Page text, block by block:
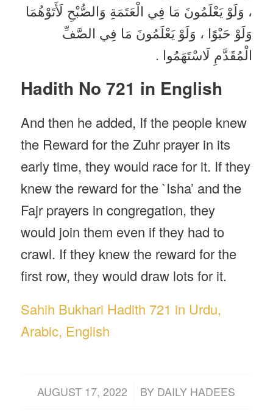
، وَلَوْ يَعْلَمُونَ مَا فِي الْعَتَمَةِ وَالصُّبْحِ لَأَتَوْهُمَا
وَلَوْ حَبْوًا ، وَلَوْ يَعْلَمُونَ مَا فِي الصَّفِّ
الْمُقَدَّمِ لَاسْتَهَمُوا .
Hadith No 721 in English
And then he added, If the people knew
the Reward for the Zuhr prayer in its
early time, they would race for it. If they
knew the reward for the `Isha’ and the
Fajr prayers in congregation, they
would join them even if they had to
crawl. If they knew the reward for the
first row, they would draw lots for it.
Sahih Bukhari Hadith 721 in Urdu,
Arabic, English
AUGUST 17, 2022
/ BY DAILY HADEES